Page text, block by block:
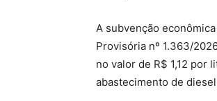
A subvenção
Provisória nº 1.363/
no valor de R$ 1,12 por
abastecimento de